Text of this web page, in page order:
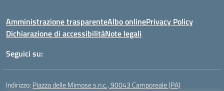
Amministrazione trasparenteAlbo onlinePrivacy Policy
Dichiarazione di accessibilitàNote legali
Seguici su:
Indirizzo: Piazza delle Mimose s.n.c., 90043 Camporeale (PA)